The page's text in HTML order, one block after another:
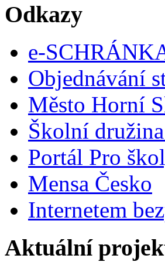
Odkazy
e-
Objednávání
Město Horní
Školní
Portál Pro
Mensa Česko
Internetem
Aktuální